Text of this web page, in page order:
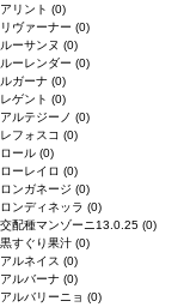
アリント (0)
リヴァーナー (0)
ルーサンヌ (0)
ルーレンダー (0)
ルガーナ (0)
レゲント (0)
アルテジーノ (0)
レフォスコ (0)
ロール (0)
ローレイロ (0)
ロンガネージ (0)
ロンディネッラ (0)
交配種マンゾーニ13.0.25 (0)
黒すぐり果汁 (0)
アルネイス (0)
アルバーナ (0)
アルバリーニョ (0)